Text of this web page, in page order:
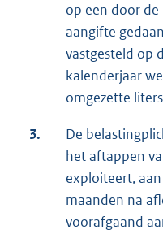
op een door
aangifte
vastgesteld op
kalenderjaar
omgezette
3.
De
het aftappen
exploiteert,
maanden na
voorafgaand